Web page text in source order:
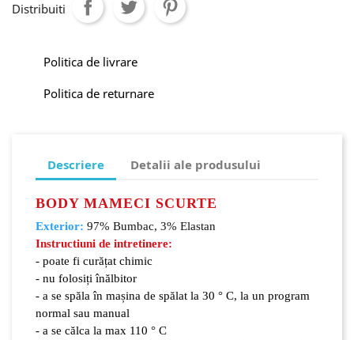
Distribuiti
Politica de livrare
Politica de returnare
Descriere Detalii ale produsului
BODY MAMECI SCURTE
Exterior: 97% Bumbac, 3% Elastan
Instructiuni de intretinere:
- poate fi curățat chimic
- nu folosiți înălbitor
- a se spăla în mașina de spălat la 30 ° C, la un program
normal sau manual
- a se călca la max 110 ° C